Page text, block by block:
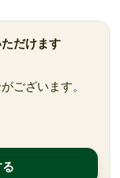
だけます
ございます。